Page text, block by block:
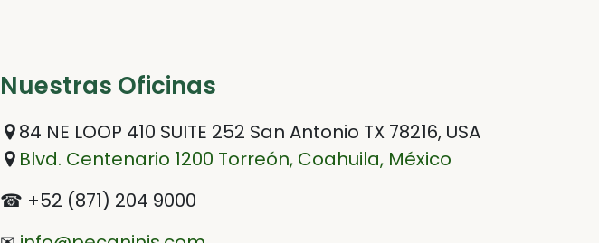
Nuestras Oficinas
84 NE LOOP 410 SUITE 252 San Antonio TX 78216, USA
Blvd. Centenario 1200 Torreón, Coahuila, México
☎ +52 (871) 204 9000